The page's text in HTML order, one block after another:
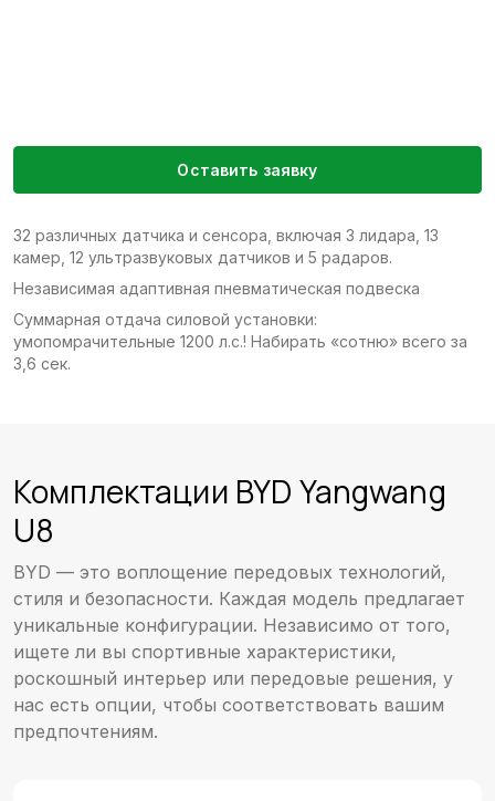
Оставить заявку
32 различных датчика и сенсора, включая 3 лидара, 13
камер, 12 ультразвуковых датчиков и 5 радаров.
Независимая адаптивная пневматическая подвеска
Суммарная отдача силовой установки:
умопомрачительные 1200 л.с.! Набирать «сотню» всего за
3,6 сек.
Комплектации BYD Yangwang
U8
BYD — это воплощение передовых технологий,
стиля и безопасности. Каждая модель предлагает
уникальные конфигурации. Независимо от того,
ищете ли вы спортивные характеристики,
роскошный интерьер или передовые решения, у
нас есть опции, чтобы соответствовать вашим
предпочтениям.